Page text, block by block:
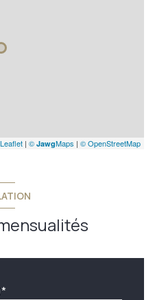
Leaflet | © JawgMaps | © OpenStreetMap